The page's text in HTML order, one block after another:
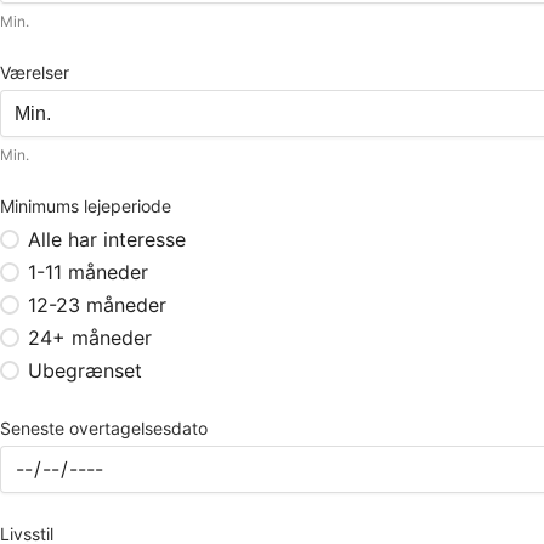
Min.
Værelser
Min.
Minimums lejeperiode
Alle har interesse
1-11 måneder
12-23 måneder
24+ måneder
Ubegrænset
Seneste overtagelsesdato
Livsstil